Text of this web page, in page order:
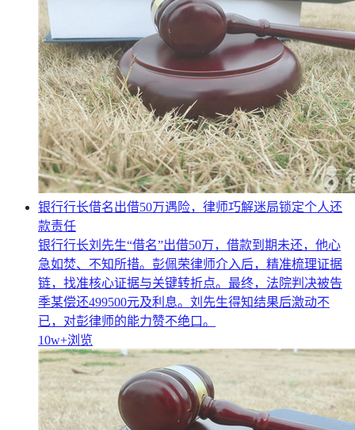
银行行长借名出借50万遇险，律师巧解迷局锁定个人还
款责任
银行行长刘先生“借名”出借50万，借款到期未还，他心
急如焚、不知所措。彭佩荣律师介入后，精准梳理证据
链，找准核心证据与关键转折点。最终，法院判决被告
季某偿还499500元及利息。刘先生得知结果后激动不
已，对彭律师的能力赞不绝口。
10w+浏览